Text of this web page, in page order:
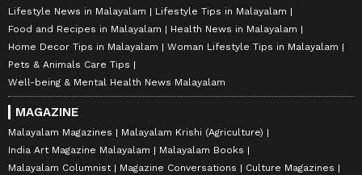
Lifestyle News in Malayalam
Lifestyle Tips in Malayalam
Food and Recipes in Malayalam
Health News in Malayalam
Home Decor Tips in Malayalam
Woman Lifestyle Tips in Malayalam
Pets & Animals Care Tips
Well-being & Mental Health News Malayalam
MAGAZINE
Malayalam Magazines
Malayalam Krishi (Agriculture)
India Art Magazine Malayalam
Malayalam Books
Malayalam Columnist
Magazine Conversations
Culture Magazines